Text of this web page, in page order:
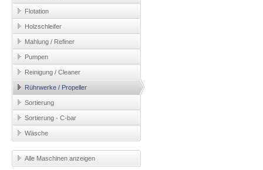
Flotation
Holzschleifer
Mahlung / Refiner
Pumpen
Reinigung / Cleaner
Rührwerke / Propeller
Sortierung
Sortierung - C-bar
Wäsche
Alle Maschinen anzeigen